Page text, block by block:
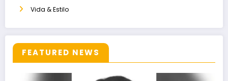
Vida & Estilo
FEATURED NEWS